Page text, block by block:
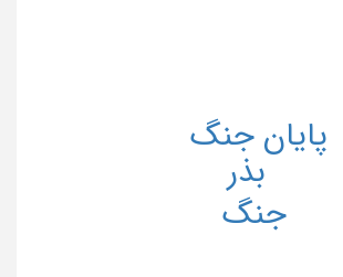
بذر
پایان جنگ
جنگ